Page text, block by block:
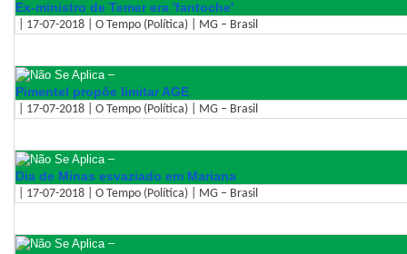
Ex-ministro de Temer era 'fantoche'
| 17-07-2018 | O Tempo (Política) | MG – Brasil
–
Pimentel propõe limitar AGE
| 17-07-2018 | O Tempo (Política) | MG – Brasil
–
Dia de Minas esvaziado em Mariana
| 17-07-2018 | O Tempo (Política) | MG – Brasil
–